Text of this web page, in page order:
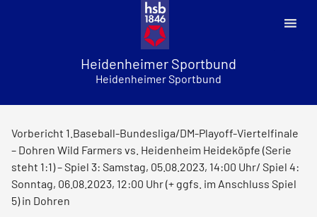
Heidenheimer Sportbund
Heidenheimer Sportbund
Vorbericht 1.Baseball-Bundesliga/DM-Playoff-Viertelfinale
– Dohren Wild Farmers vs. Heidenheim Heideköpfe (Serie
steht 1:1) – Spiel 3: Samstag, 05.08.2023, 14:00 Uhr/ Spiel 4:
Sonntag, 06.08.2023, 12:00 Uhr (+ ggfs. im Anschluss Spiel
5) in Dohren